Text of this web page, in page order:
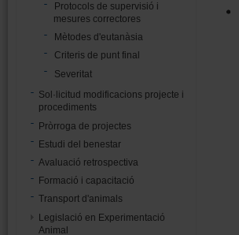
Protocols de supervisió i
mesures correctores
Mètodes d'eutanàsia
Criteris de punt final
Severitat
Sol·licitud modificacions projecte i
procediments
Pròrroga de projectes
Estudi del benestar
Avaluació retrospectiva
Formació i capacitació
Transport d'animals
Legislació en Experimentació
Animal